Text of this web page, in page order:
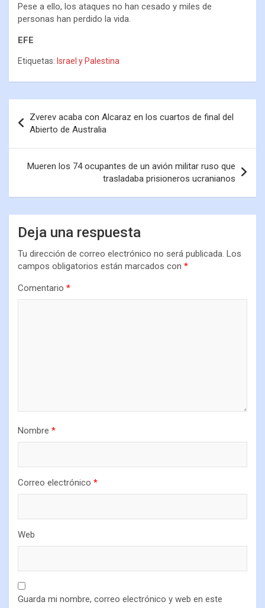
Pese a ello, los ataques no han cesado y miles de
personas han perdido la vida.
EFE
Etiquetas: Israel y Palestina
Zverev acaba con Alcaraz en los cuartos de final del
Abierto de Australia
Mueren los 74 ocupantes de un avión militar ruso que
trasladaba prisioneros ucranianos
Deja una respuesta
Tu dirección de correo electrónico no será publicada. Los
campos obligatorios están marcados con *
Comentario *
Nombre *
Correo electrónico *
Web
Guarda mi nombre, correo electrónico y web en este